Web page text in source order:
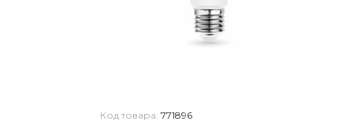
Код товара: 771896